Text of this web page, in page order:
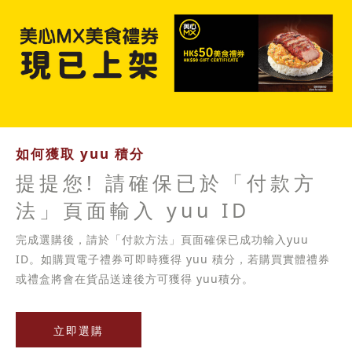
如何獲取 yuu 積分
提提您! 請確保已於「付款方
法」頁面輸入 yuu ID
完成選購後，請於「付款方法」頁面確保已成功輸入yuu
ID。如購買電子禮券可即時獲得 yuu 積分，若購買實體禮券
或禮盒將會在貨品送達後方可獲得 yuu積分。
立即選購